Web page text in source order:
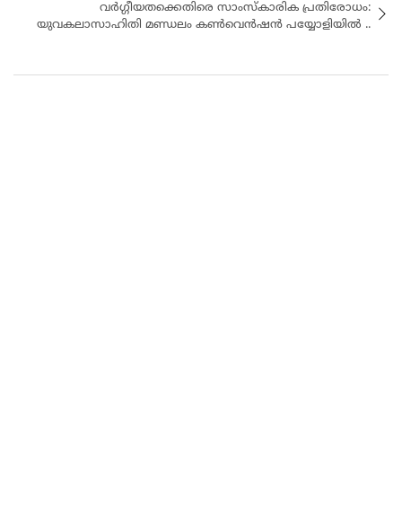
വർഗ്ഗീയതക്കെതിരെ സാംസ്കാരിക പ്രതിരോധം:
യുവകലാസാഹിതി മണ്ഡലം കൺവെൻഷൻ പയ്യോളിയിൽ ..